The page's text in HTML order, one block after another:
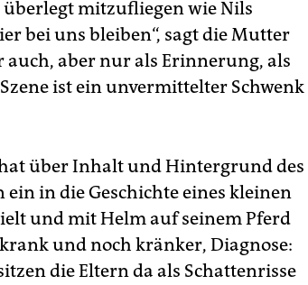
überlegt mitzufliegen wie Nils
bei uns bleiben“, sagt die Mutter
aber nur als Erinnerung, als
ist ein unvermittelter Schwenk
über Inhalt und Hintergrund des
in die Geschichte eines kleinen
und mit Helm auf seinem Pferd
und noch kränker, Diagnose:
die Eltern da als Schattenrisse